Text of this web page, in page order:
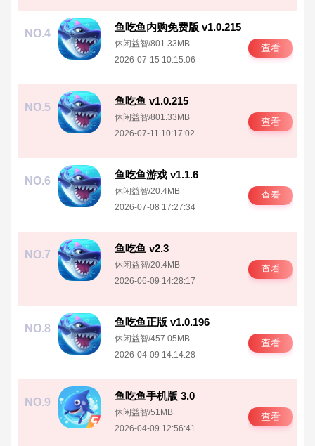
NO.4
鱼吃鱼内购免费版 v1.0.215
休闲益智/801.33MB
2026-07-15 10:15:06
查看
NO.5
鱼吃鱼 v1.0.215
休闲益智/801.33MB
2026-07-11 10:17:02
查看
NO.6
鱼吃鱼游戏 v1.1.6
休闲益智/20.4MB
2026-07-08 17:27:34
查看
NO.7
鱼吃鱼 v2.3
休闲益智/20.4MB
2026-06-09 14:28:17
查看
NO.8
鱼吃鱼正版 v1.0.196
休闲益智/457.05MB
2026-04-09 14:14:28
查看
NO.9
鱼吃鱼手机版 3.0
休闲益智/51MB
2026-04-09 12:56:41
查看